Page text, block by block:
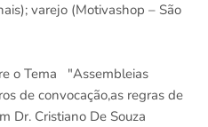
varejo (Motivashop – São
o Tema "Assembleias
de convocação,as regras de
Dr. Cristiano De Souza